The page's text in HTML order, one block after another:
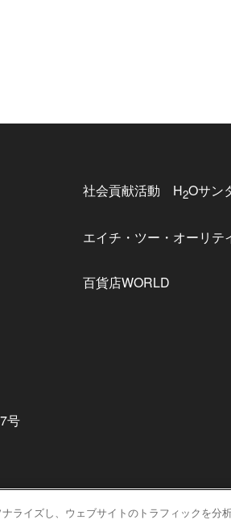
社会貢献活動 H2Oサン
エイチ・ツー・オーリテ
百貨店WORLD
号
表示価格はホームページ掲載時の消費税率によ
ライズし、ウェブサイトのトラフィックを分